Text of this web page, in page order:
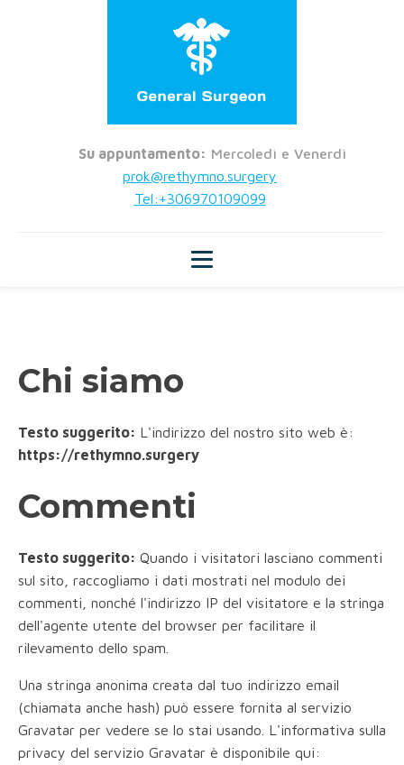
Su appuntamento: Mercoledì e Venerdì
prok@rethymno.surgery
Tel:+306970109099
Chi siamo
Testo suggerito: L'indirizzo del nostro sito web è:
https://rethymno.surgery
Commenti
Testo suggerito: Quando i visitatori lasciano commenti
sul sito, raccogliamo i dati mostrati nel modulo dei
commenti, nonché l'indirizzo IP del visitatore e la stringa
dell'agente utente del browser per facilitare il
rilevamento dello spam.
Una stringa anonima creata dal tuo indirizzo email
(chiamata anche hash) può essere fornita al servizio
Gravatar per vedere se lo stai usando. L'informativa sulla
privacy del servizio Gravatar è disponibile qui: